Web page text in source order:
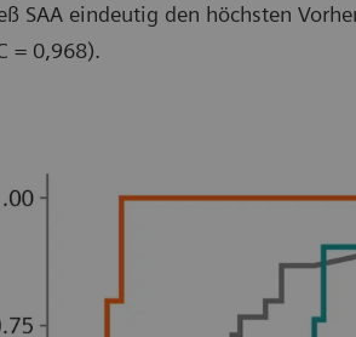
SAA eindeutig den höchsten
= 0,968).